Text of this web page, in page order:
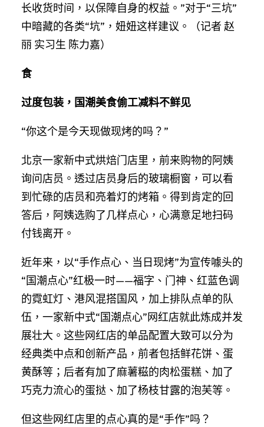
长收货时间，以保障自身的权益。”对于“三坑”
中暗藏的各类“坑”，妞妞这样建议。（记者 赵
丽 实习生 陈力嘉）
食
过度包装，国潮美食偷工减料不鲜见
“你这个是今天现做现烤的吗？”
北京一家新中式烘焙门店里，前来购物的阿姨
询问店员。透过店员身后的玻璃橱窗，可以看
到忙碌的店员和亮着灯的烤箱。得到肯定的回
答后，阿姨选购了几样点心，心满意足地扫码
付钱离开。
近年来，以“手作点心、当日现烤”为宣传噱头的
“国潮点心”红极一时——福字、门神、红蓝色调
的霓虹灯、港风混搭国风，加上排队点单的队
伍，一家新中式“国潮点心”网红店就此炼成并发
展壮大。这些网红店的单品配置大致可以分为
经典类中点和创新产品，前者包括鲜花饼、蛋
黄酥等；后者有加了麻薯糍的肉松蛋糕、加了
巧克力流心的蛋挞、加了杨枝甘露的泡芙等。
但这些网红店里的点心真的是“手作”吗？